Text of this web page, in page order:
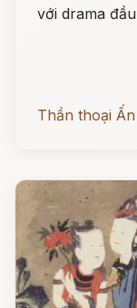
với drama
Thần thoại